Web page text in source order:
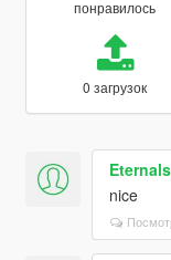
понравилось
0 загрузок
nice